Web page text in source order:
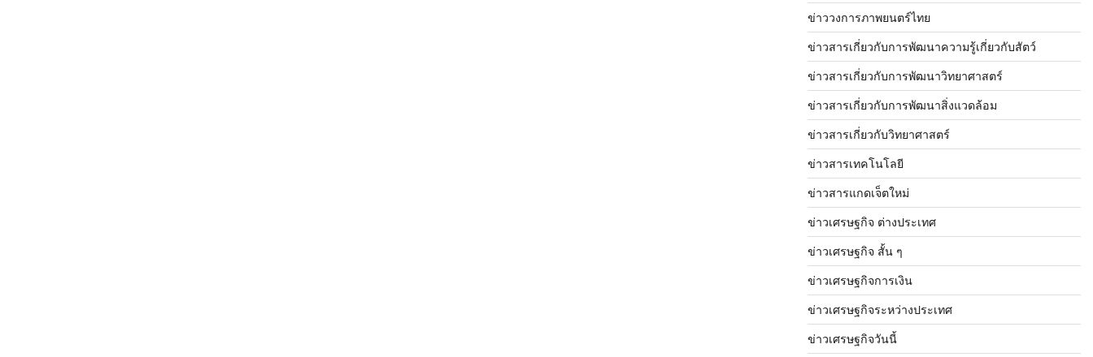
ข่าววงการภาพยนตร์ไทย
ข่าวสารเกี่ยวกับการพัฒนาความรู้เกี่ยวกับสัตว์
ข่าวสารเกี่ยวกับการพัฒนาวิทยาศาสตร์
ข่าวสารเกี่ยวกับการพัฒนาสิ่งแวดล้อม
ข่าวสารเกี่ยวกับวิทยาศาสตร์
ข่าวสารเทคโนโลยี
ข่าวสารแกดเจ็ตใหม่
ข่าวเศรษฐกิจ ต่างประเทศ
ข่าวเศรษฐกิจ สั้น ๆ
ข่าวเศรษฐกิจการเงิน
ข่าวเศรษฐกิจระหว่างประเทศ
ข่าวเศรษฐกิจวันนี้